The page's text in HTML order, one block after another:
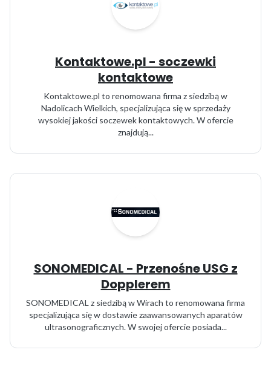
Kontaktowe.pl - soczewki
kontaktowe
Kontaktowe.pl to renomowana firma z siedzibą w
Nadolicach Wielkich, specjalizująca się w sprzedaży
wysokiej jakości soczewek kontaktowych. W ofercie
znajdują...
SONOMEDICAL - Przenośne USG z
Dopplerem
SONOMEDICAL z siedzibą w Wirach to renomowana firma
specjalizująca się w dostawie zaawansowanych aparatów
ultrasonograficznych. W swojej ofercie posiada...